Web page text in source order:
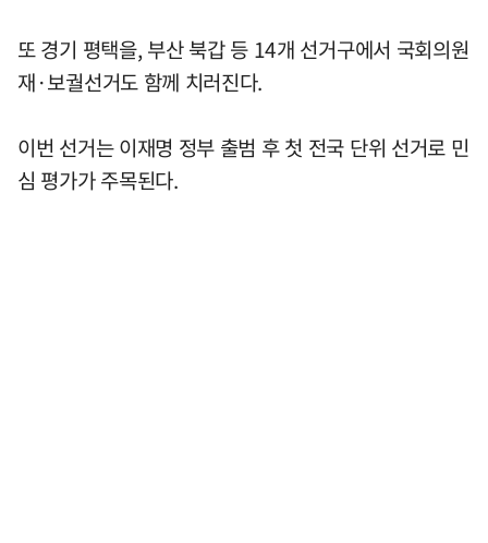
또 경기 평택을, 부산 북갑 등 14개 선거구에서 국회의원
재·보궐선거도 함께 치러진다.
이번 선거는 이재명 정부 출범 후 첫 전국 단위 선거로 민
심 평가가 주목된다.